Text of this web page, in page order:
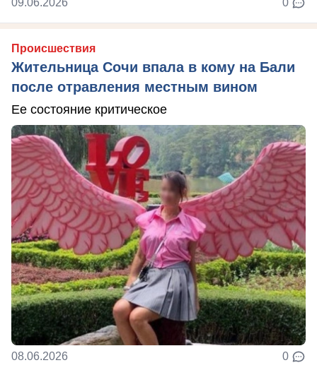
Происшествия
Жительница Сочи впала в кому на Бали
после отравления местным вином
Ее состояние критическое
08.06.2026 0